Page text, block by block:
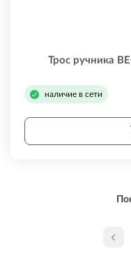
Трос ручника
наличие в сети